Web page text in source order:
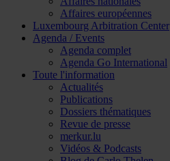
Affaires européennes
Luxembourg Arbitration Center
Agenda / Events
Agenda complet
Agenda Go International
Toute l'information
Actualités
Publications
Dossiers thématiques
Revue de presse
merkur.lu
Vidéos & Podcasts